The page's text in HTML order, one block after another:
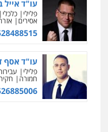
עו"ד אייל
פלילי כלכלי
אסירים
עו"ד אסף
פלילי
חמורה